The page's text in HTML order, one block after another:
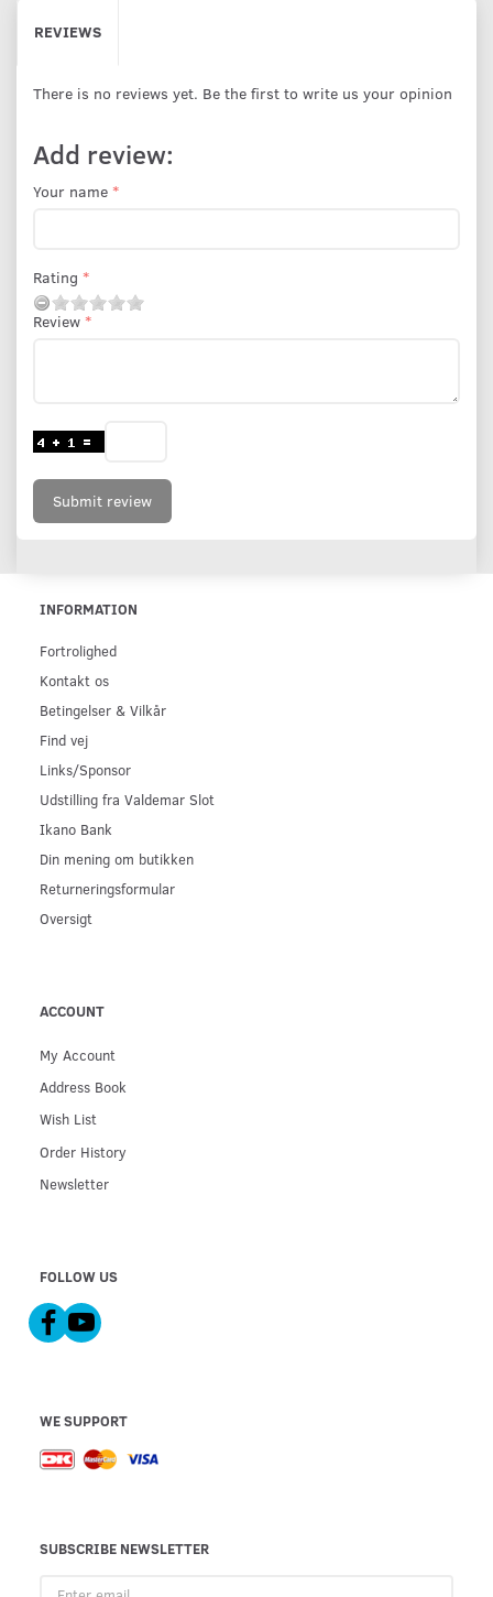
REVIEWS
There is no reviews yet. Be the first to write us your opinion
Add review:
Your name
Rating
Review
Submit review
INFORMATION
Fortrolighed
Kontakt os
Betingelser & Vilkår
Find vej
Links/Sponsor
Udstilling fra Valdemar Slot
Ikano Bank
Din mening om butikken
Returneringsformular
Oversigt
ACCOUNT
My Account
Address Book
Wish List
Order History
Newsletter
FOLLOW US
WE SUPPORT
SUBSCRIBE NEWSLETTER